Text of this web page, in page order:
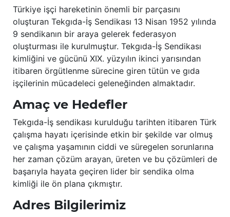
Türkiye işçi hareketinin önemli bir parçasını
oluşturan Tekgıda-İş Sendikası 13 Nisan 1952 yılında
9 sendikanın bir araya gelerek federasyon
oluşturması ile kurulmuştur. Tekgıda-İş Sendikası
kimliğini ve gücünü XIX. yüzyılın ikinci yarısından
itibaren örgütlenme sürecine giren tütün ve gıda
işçilerinin mücadeleci geleneğinden almaktadır.
Amaç ve Hedefler
Tekgıda-İş sendikası kurulduğu tarihten itibaren Türk
çalışma hayatı içerisinde etkin bir şekilde var olmuş
ve çalışma yaşamının ciddi ve süregelen sorunlarına
her zaman çözüm arayan, üreten ve bu çözümleri de
başarıyla hayata geçiren lider bir sendika olma
kimliği ile ön plana çıkmıştır.
Adres Bilgilerimiz